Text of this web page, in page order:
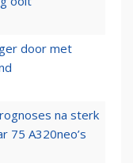
door met
na sterk
75 A320neo’s